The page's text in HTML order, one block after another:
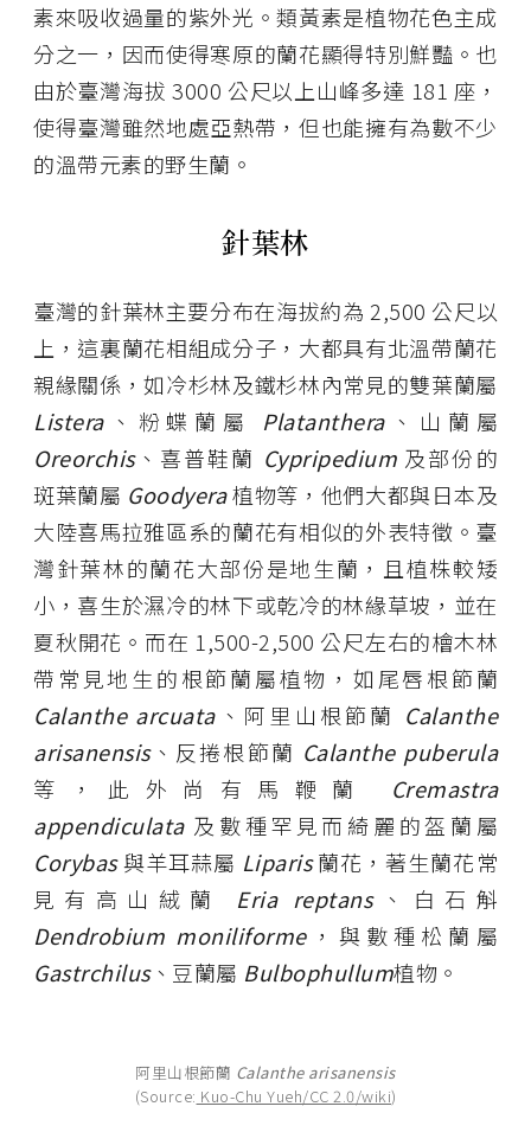
素來吸收過量的紫外光。類黃素是植物花色主成
分之一，因而使得寒原的蘭花顯得特別鮮豔。也
由於臺灣海拔 3000 公尺以上山峰多達 181 座，
使得臺灣雖然地處亞熱帶，但也能擁有為數不少
的溫帶元素的野生蘭。
針葉林
臺灣的針葉林主要分布在海拔約為 2,500 公尺以
上，這裏蘭花相組成分子，大都具有北溫帶蘭花
親緣關係，如冷杉林及鐵杉林內常見的雙葉蘭屬
Listera、粉蝶蘭屬 Platanthera、山蘭屬
Oreorchis、喜普鞋蘭 Cypripedium 及部份的
斑葉蘭屬 Goodyera植物等，他們大都與日本及
大陸喜馬拉雅區系的蘭花有相似的外表特徵。臺
灣針葉林的蘭花大部份是地生蘭，且植株較矮
小，喜生於濕冷的林下或乾冷的林緣草坡，並在
夏秋開花。而在 1,500-2,500 公尺左右的檜木林
帶常見地生的根節蘭屬植物，如尾唇根節蘭
Calanthe arcuata、阿里山根節蘭 Calanthe
arisanensis、反捲根節蘭 Calanthe puberula
等，此外尚有馬鞭蘭 Cremastra
appendiculata及數種罕見而綺麗的盔蘭屬
Corybas與羊耳蒜屬 Liparis蘭花，著生蘭花常
見有高山絨蘭 Eria reptans、白石斛
Dendrobium moniliforme，與數種松蘭屬
Gastrchilus、豆蘭屬 Bulbophullum植物。
阿里山根節蘭 Calanthe arisanensis
(Source: Kuo-Chu Yueh/CC 2.0/wiki)